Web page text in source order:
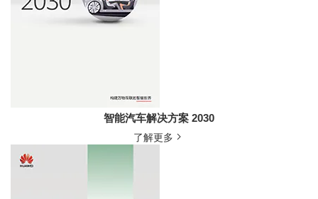
智能汽车解决方案 2030
了解更多